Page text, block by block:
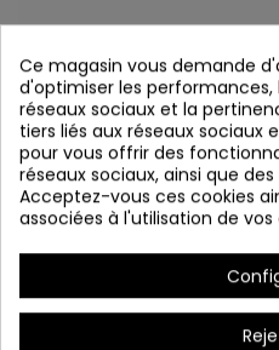
COD.43050 AMPOULE
Référence 43050
En stock
Ampoule LED GU10 4W 4000K
Ce magasin vous demande
d'optimiser les
réseaux sociaux et la
tiers liés aux réseaux sociaux
pour vous offrir des
réseaux sociaux, ainsi que
Acceptez-vous ces cookies
associées à l'utilisation de